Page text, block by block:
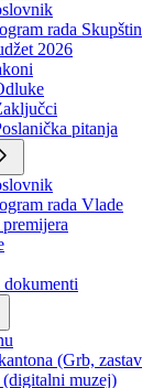
rada Skupštine
2026
pitanja
rada Vlade